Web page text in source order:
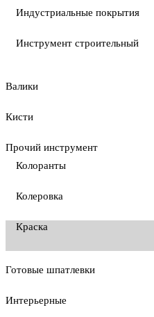
Индустриальные покрытия
Инструмент строительный
Валики
Кисти
Прочий инструмент
Колоранты
Колеровка
Краска
Готовые шпатлевки
Интерьерные